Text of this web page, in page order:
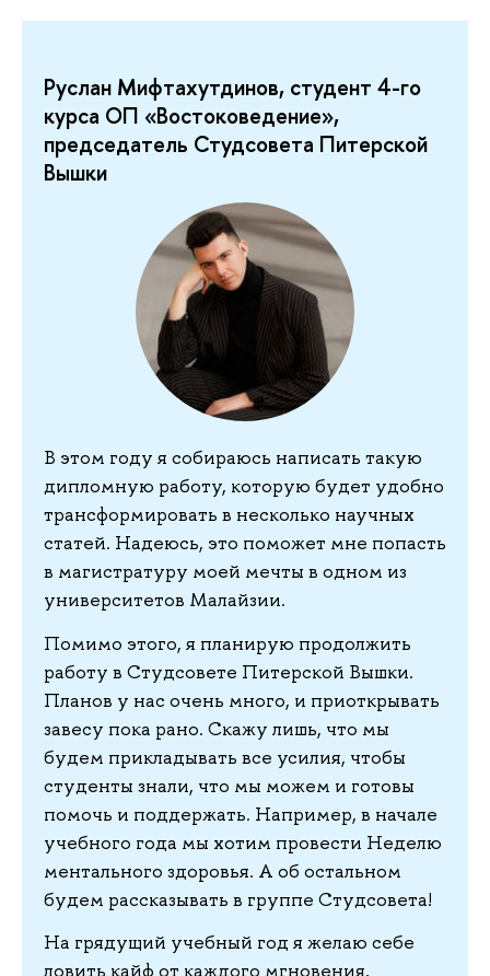
Руслан Мифтахутдинов, студент 4-го
курса ОП «Востоковедение»,
председатель Студсовета Питерской
Вышки
В этом году я собираюсь написать такую
дипломную работу, которую будет удобно
трансформировать в несколько научных
статей. Надеюсь, это поможет мне попасть
в магистратуру моей мечты в одном из
университетов Малайзии.
Помимо этого, я планирую продолжить
работу в Студсовете Питерской Вышки.
Планов у нас очень много, и приоткрывать
завесу пока рано. Скажу лишь, что мы
будем прикладывать все усилия, чтобы
студенты знали, что мы можем и готовы
помочь и поддержать. Например, в начале
учебного года мы хотим провести Неделю
ментального здоровья. А об остальном
будем рассказывать в группе Студсовета!
На грядущий учебный год я желаю себе
ловить кайф от каждого мгновения,